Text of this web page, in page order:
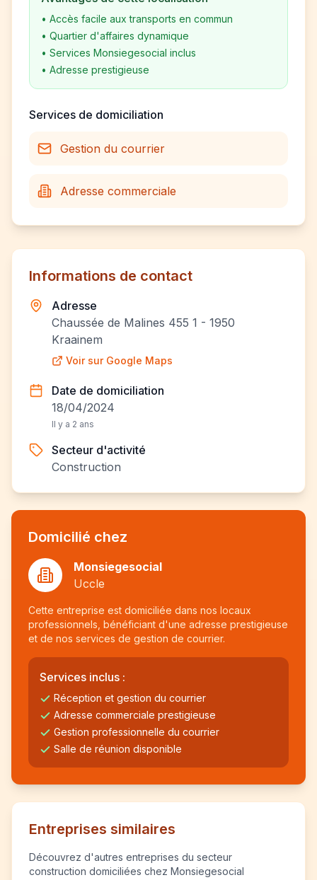
• Accès facile aux transports en commun
• Quartier d'affaires dynamique
• Services Monsiegesocial inclus
• Adresse prestigieuse
Services de domiciliation
Gestion du courrier
Adresse commerciale
Informations de contact
Adresse
Chaussée de Malines 455 1 - 1950
Kraainem
Voir sur Google Maps
Date de domiciliation
18/04/2024
Il y a 2 ans
Secteur d'activité
Construction
Domicilié chez
Monsiegesocial
Uccle
Cette entreprise est domiciliée dans nos locaux
professionnels, bénéficiant d'une adresse prestigieuse
et de nos services de gestion de courrier.
Services inclus :
Réception et gestion du courrier
Adresse commerciale prestigieuse
Gestion professionnelle du courrier
Salle de réunion disponible
Entreprises similaires
Découvrez d'autres entreprises du secteur
construction domiciliées chez Monsiegesocial